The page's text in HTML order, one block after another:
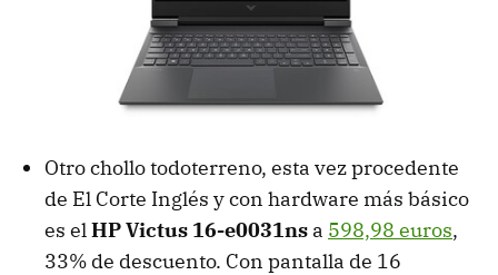
Otro chollo todoterreno, esta vez procedente
de El Corte Inglés y con hardware más básico
es elHP Victus 16-e0031ns a 598,98 euros,
33% de descuento. Con pantalla de 16